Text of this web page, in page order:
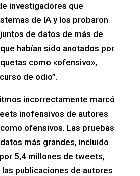
investigadores que
de IA y los probaron
de datos de más de
habían sido anotados por
como «ofensivo»,
de odio”.
incorrectamente marcó
inofensivos de autores
ofensivos. Las pruebas
más grandes, incluido
5,4 millones de tweets,
publicaciones de autores